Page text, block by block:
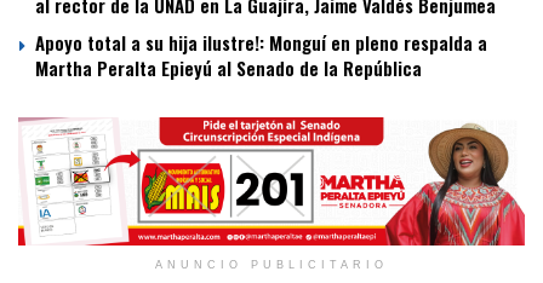
Apoyo total a su hija ilustre!: Monguí en pleno respalda a
Martha Peralta Epieyú al Senado de la República
ANUNCIO PUBLICITARIO